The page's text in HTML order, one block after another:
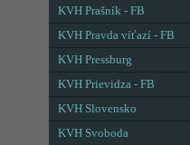
KVH Prašník - FB
KVH Pravda víťazí - FB
KVH Pressburg
KVH Prievidza - FB
KVH Slovensko
KVH Svoboda